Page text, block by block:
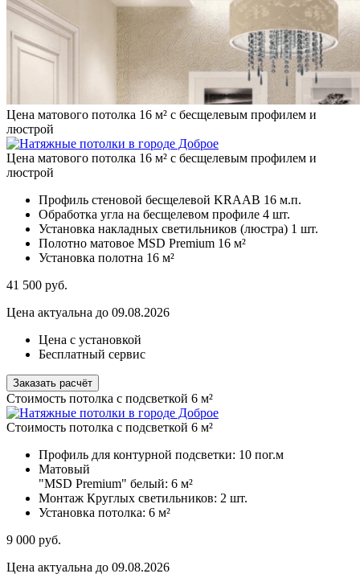
Цена матового потолка 16 м² с бесщелевым профилем и
люстрой
Цена матового потолка 16 м² с бесщелевым профилем и
люстрой
Профиль стеновой бесщелевой KRAAB 16 м.п.
Обработка угла на бесщелевом профиле 4 шт.
Установка накладных светильников (люстра) 1 шт.
Полотно матовое MSD Premium 16 м²
Установка полотна 16 м²
41 500 руб.
Цена актуальна до 09.08.2026
Цена с установкой
Бесплатный сервис
Заказать расчёт
Стоимость потолка с подсветкой 6 м²
Стоимость потолка с подсветкой 6 м²
Профиль для контурной подсветки: 10 пог.м
Матовый
"MSD Premium" белый: 6 м²
Монтаж Круглых светильников: 2 шт.
Установка потолка: 6 м²
9 000 руб.
Цена актуальна до 09.08.2026